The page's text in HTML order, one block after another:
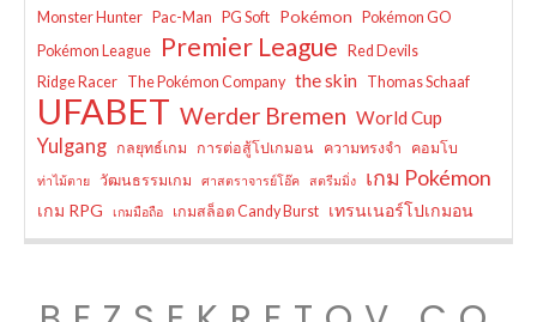
Monster Hunter Pac-Man PG Soft Pokémon
Pokémon GO
Pokémon League
Premier League
Red Devils
Ridge Racer The Pokémon Company the skin Thomas Schaaf
UFABET Werder Bremen World Cup
Yulgang กลยุทธ์เกม การต่อสู้โปเกมอน ความทรงจำ คอมโบ
ท่าไม้ตาย วัฒนธรรมเกม ศาสตราจารย์โอ๊ค สตรีมมิ่ง เกม Pokémon
เกม RPG เกมมือถือ เกมสล็อต Candy Burst เทรนเนอร์โปเกมอน